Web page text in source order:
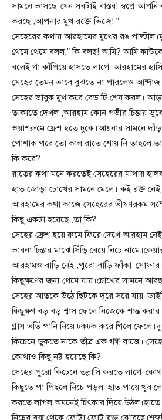
সামনে ভাসছে।যেন সবটাই বাস্তব! স্বপ্নে আপনি
করছে ,আপনার মুখ রক্তে ভিজে! ”
সেহেরের কথায় আরহামের মুখের রঙ
থেমে থেমে বলল,” কি বলছ! আমি? আমি
বলেই গা কাঁপিয়ে হাসতে লাগে।আরহামের
সেহের তেমন ভাবে বুঝতে না পারলেও আন্দাজ
সেহের ভাবুক মুখ করে বেড টি শেষ করল।
তাকাতে দেখল ,আরহাম কোন গভীর চিন্তায়
ওয়াশরুমে ফ্রেশ হতে ঢুকে।আয়নার সামনে
পোশাক পরে তো কাল রাতে শোয় নি তাহলে
কি করে?
রাতের কথা মনে করতেই সেহেরের মাথায়
হাত জোড়া চোখের সামনে মেলে। কই রক্ত
আরহামের কথা কাজে সেহেরের ভীষণরকম
কিছু একটা হয়েছে ,তা কি?
সেহের ফ্রেশ হয়ে রুমে ফিরে দেখে আরহাম
ভাবনা চিন্তার মাঝে সিঁড়ি বেয়ে নিচে
আরহামও বাড়ি নেই ,পুরো বাড়ি
কিছুক্ষণের জন্য থেমে যায়।চোখের সামনে
সেহের আতকে উঠে ছিটকে দূরে সরে
কিছুক্ষণ বড় বড় শ্বাস ফেলে নিজেকে শান্ত করার
গ্লাস ভর্তি পানি নিয়ে ঢকঢক করে গিলে
কিচেনে ডুকতে নাকে তীব্র এক গন্ধ বাজে।
কোথাও কিছু নষ্ট হয়েছে কি?
সেহের পুরো কিচেনে তল্লাসি করতে
কিছুতে পা পিছলে নিচে পড়ল।হাত পায়ে খুব
করতে লাগল অমনেই চিৎকার দিয়ে উঠল।হাতে
নিচের বক্স থেকে ফোটা ফোট রক্ত